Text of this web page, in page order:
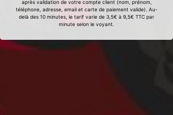
après validation de votre compte client (nom, prénom,
téléphone, adresse, email et carte de paiement valide). Au-
delà des 10 minutes, le tarif varie de 3,5€ à 9,5€ TTC par
minute selon le voyant.